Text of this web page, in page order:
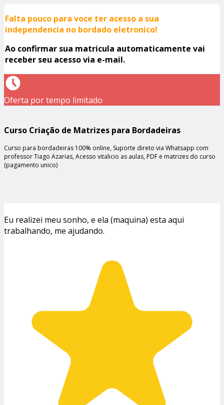
Falta pouco para voce ter acesso a sua
independencia no bordado eletronico!
Ao confirmar sua matricula automaticamente vai
receber seu acesso via e-mail.
Oferta por tempo limitado
Curso Criação de Matrizes para Bordadeiras
Curso para bordadeiras 100% online, Suporte direto via Whatsapp com
professor Tiago Azarias, Acesso vitalicio as aulas, PDF e matrizes do curso
(pagamento unico)
Eu realizei meu sonho, e ela (maquina) esta aqui
trabalhando, me ajudando.